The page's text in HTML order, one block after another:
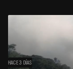
HACE 3 DÍAS